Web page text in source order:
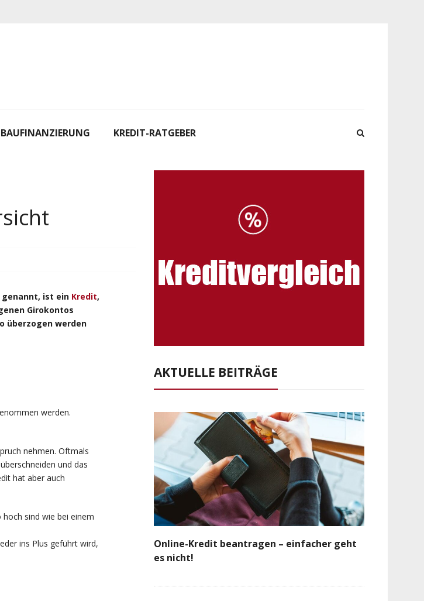
BAUFINANZIERUNG KREDIT-RATGEBER
genannt, ist ein Kredit,
Girokontos
überzogen werden
werden.
nehmen. Oftmals
und das
hat aber auch
sind wie bei einem
ins Plus geführt wird,
AKTUELLE BEITRÄGE
Online-Kredit beantragen – einfacher geht
es nicht!